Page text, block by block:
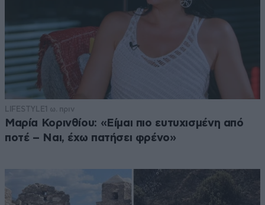
LIFESTYLE1 ω. πριν
Μαρία Κορινθίου: «Είμαι πιο ευτυχισμένη από
ποτέ – Ναι, έχω πατήσει φρένο»